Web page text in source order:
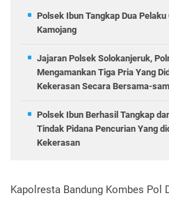
Polsek Ibun Tangkap Dua
Kamojang
Jajaran Polsek Solokanjeruk,
Mengamankan Tiga Pria Yang
Kekerasan Secara Bersama-
Polsek Ibun Berhasil Tangkap
Tindak Pidana Pencurian Yang
Kekerasan
Kapolresta Bandung Kombes Pol